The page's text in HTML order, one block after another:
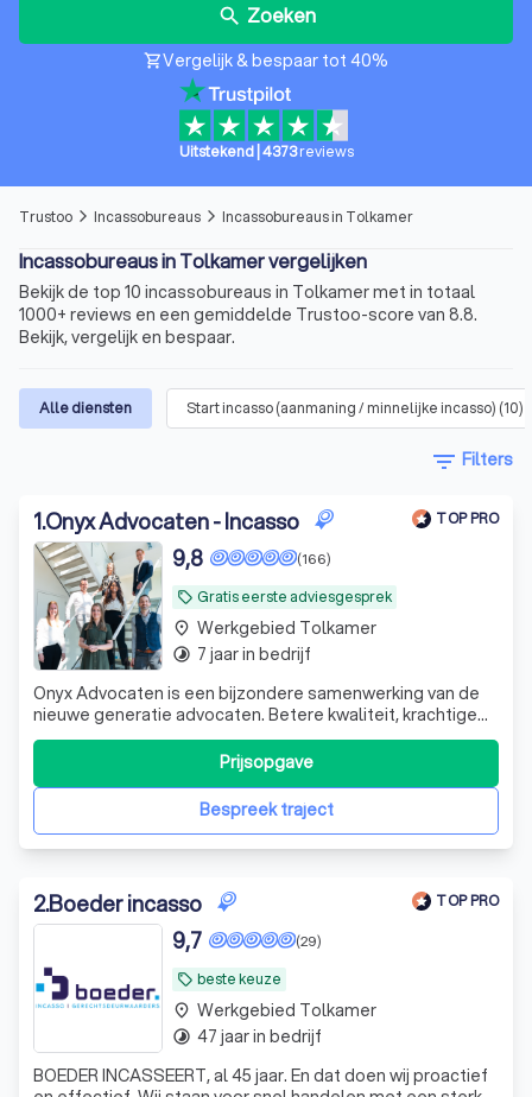
search Zoeken
shopping_cartVergelijk & bespaar tot 40%
Uitstekend| 4373 reviews
Trustoo arrow_forward_ios Incassobureaus arrow_forward_ios Incassobureaus in Tolkamer
Incassobureaus in Tolkamer vergelijken
Bekijk de top 10 incassobureaus in Tolkamer met in totaal
1000+ reviews en een gemiddelde Trustoo-score van 8.8.
Bekijk, vergelijk en bespaar.
Alle diensten Start incasso (aanmaning / minnelijke incasso) (10)
filter_list Filters
1.Onyx Advocaten - Incasso TOP PRO
local_offer Gratis eerste adviesgesprek
(166)
9,8
Onyx Advocaten is een bijzondere samenwerking van de
nieuwe generatie advocaten. Betere kwaliteit, krachtige
juridische vaardigheden, meer oog voor cliënten en gevoel
voor het ethische kompas zijn de kernwaarden! En niet
onbelangrijk: No Cure, No Pay! Of zoals wij het noemen: No
Win, No Fee. Het eer
Bespreek traject
Prijsopgave
place Werkgebied Tolkamer
timelapse 7 jaar in bedrijf
2.Boeder incasso TOP PRO
local_offer beste keuze
(29)
9,7
BOEDER INCASSEERT, al 45 jaar. En dat doen wij proactief
place Werkgebied Tolkamer
timelapse 47 jaar in bedrijf